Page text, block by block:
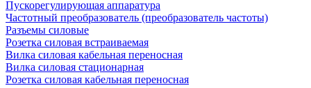
Пускорегулирующая аппаратура
Частотный преобразователь (преобразователь частоты)
Разъемы силовые
Розетка силовая встраиваемая
Вилка силовая кабельная переносная
Вилка силовая стационарная
Розетка силовая кабельная переносная